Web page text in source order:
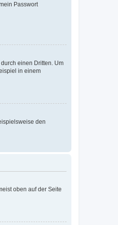
Passwort
einen Dritten. Um
in einem
den
oben auf der Seite